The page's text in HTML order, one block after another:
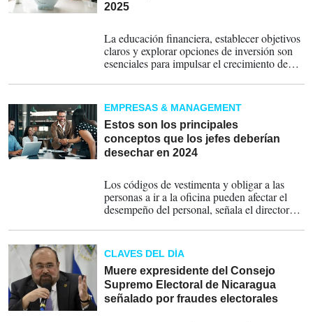
2025
La educación financiera, establecer objetivos
claros y explorar opciones de inversión son
esenciales para impulsar el crecimiento de
EMPRESAS & MANAGEMENT
Estos son los principales
conceptos que los jefes deberían
desechar en 2024
Los códigos de vestimenta y obligar a las
personas a ir a la oficina pueden afectar el
desempeño del personal, señala el director
CLAVES DEL DÍA
Muere expresidente del Consejo
Supremo Electoral de Nicaragua
señalado por fraudes electorales